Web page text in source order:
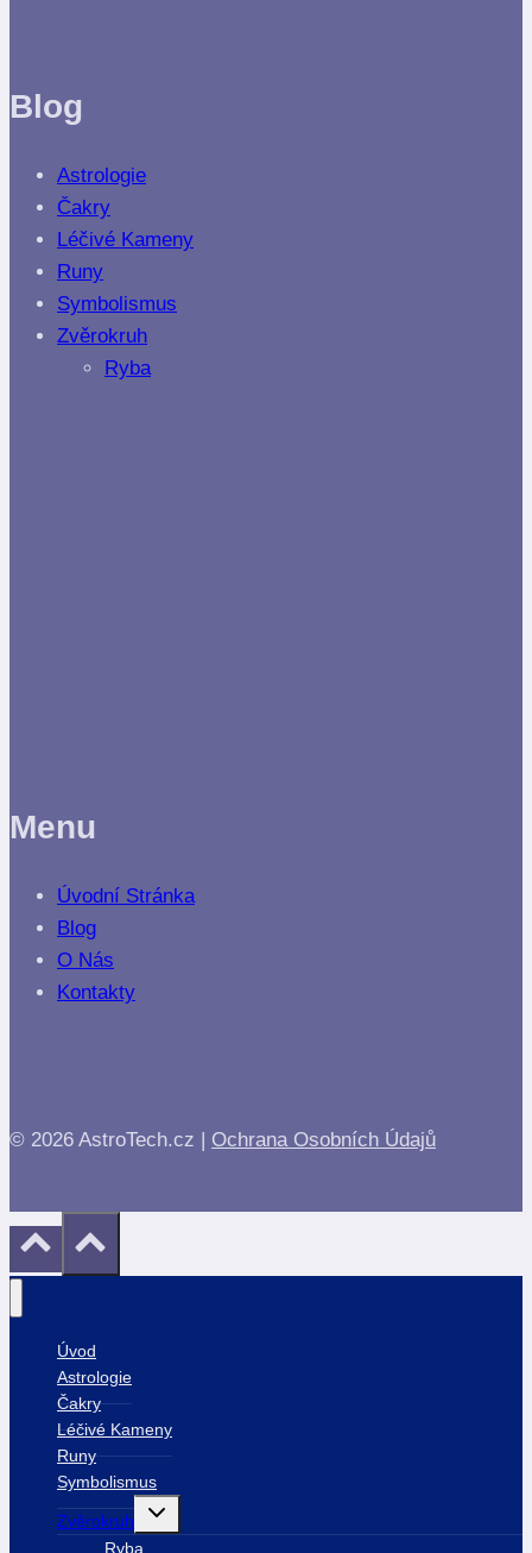
Blog
Astrologie
Čakry
Léčivé Kameny
Runy
Symbolismus
Zvěrokruh
Ryba
Menu
Úvodní Stránka
Blog
O Nás
Kontakty
© 2026 AstroTech.cz | Ochrana Osobních Údajů
Úvod
Astrologie
Čakry
Léčivé Kameny
Runy
Symbolismus
Zvěrokruh
Toggle
Ryba